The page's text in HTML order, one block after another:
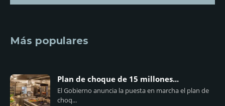
Más populares
Plan de choque de 15 millones...
El Gobierno anuncia la puesta en marcha el plan de
choq...